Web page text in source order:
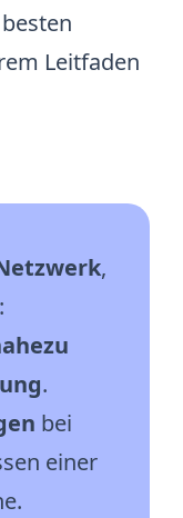
Leitfaden
,
.
bei
einer